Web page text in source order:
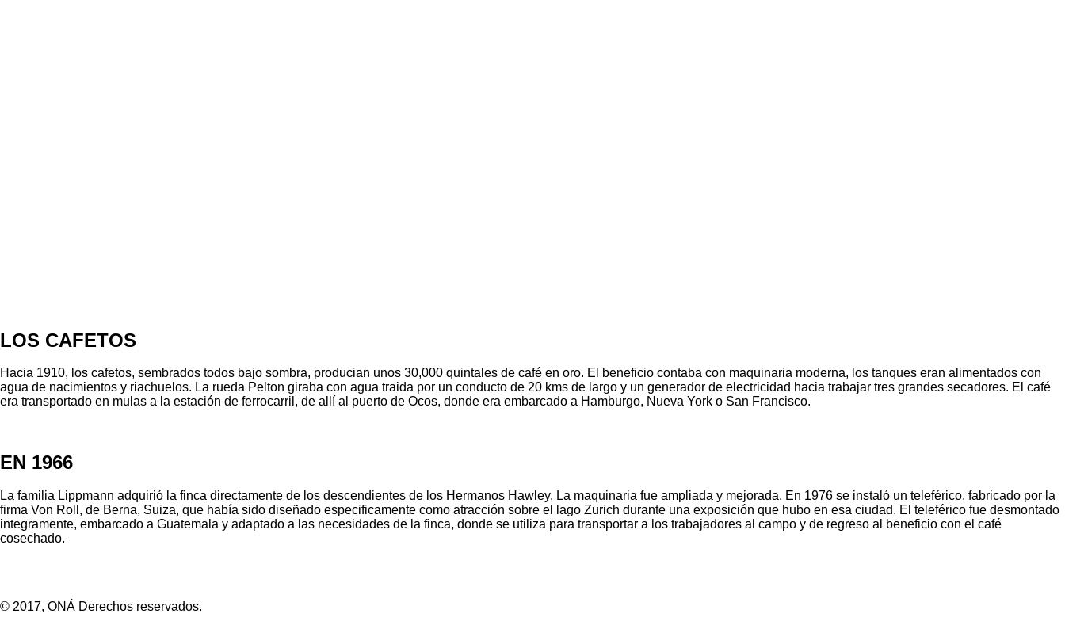
LOS CAFETOS
Hacia 1910, los cafetos, sembrados todos bajo sombra, producian unos 30,000 quintales de café en oro. El beneficio contaba con maquinaria moderna, los tanques eran alimentados con
agua de nacimientos y riachuelos. La rueda Pelton giraba con agua traida por un conducto de 20 kms de largo y un generador de electricidad hacia trabajar tres grandes secadores. El café
era transportado en mulas a la estación de ferrocarril, de allí al puerto de Ocos, donde era embarcado a Hamburgo, Nueva York o San Francisco.
EN 1966
La familia Lippmann adquirió la finca directamente de los descendientes de los Hermanos Hawley. La maquinaria fue ampliada y mejorada. En 1976 se instaló un teleférico, fabricado por la
firma Von Roll, de Berna, Suiza, que había sido diseñado especificamente como atracción sobre el lago Zurich durante una exposición que hubo en esa ciudad. El teleférico fue desmontado
integramente, embarcado a Guatemala y adaptado a las necesidades de la finca, donde se utiliza para transportar a los trabajadores al campo y de regreso al beneficio con el café
cosechado.
© 2017, ONÁ Derechos reservados.